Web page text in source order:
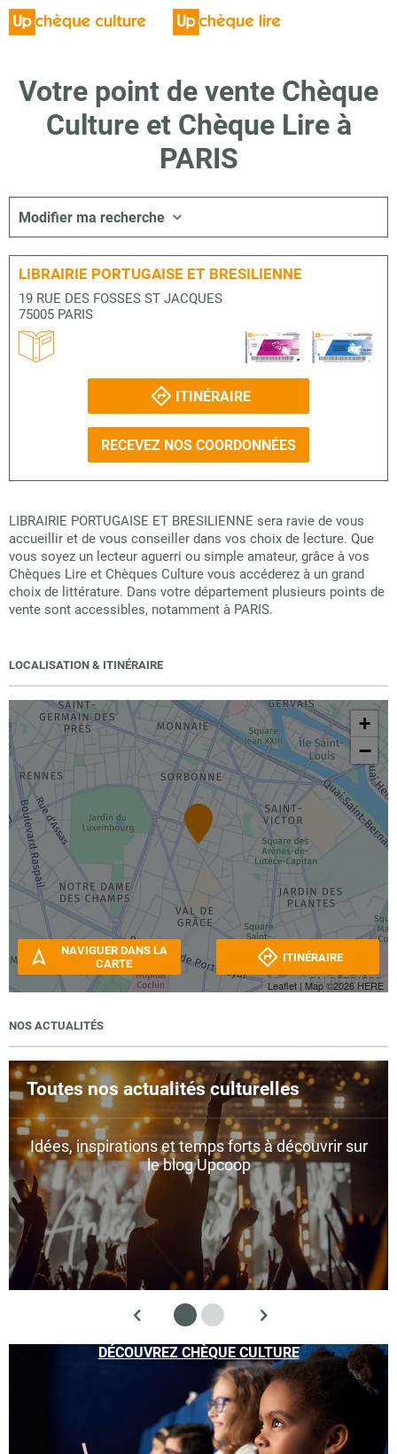
Votre point de vente Chèque
Culture et Chèque Lire à
PARIS
Modifier ma recherche
LIBRAIRIE PORTUGAISE ET BRESILIENNE
19 RUE DES FOSSES ST JACQUES
75005 PARIS
ITINÉRAIRE
RECEVEZ NOS COORDONNÉES
LIBRAIRIE PORTUGAISE ET BRESILIENNE sera ravie de vous
accueillir et de vous conseiller dans vos choix de lecture. Que
vous soyez un lecteur aguerri ou simple amateur, grâce à vos
Chèques Lire et Chèques Culture vous accéderez à un grand
choix de littérature. Dans votre département plusieurs points de
vente sont accessibles, notamment à PARIS.
LOCALISATION & ITINÉRAIRE
+
−
Leaflet | Map ©2026 HERE
NAVIGUER DANS LA
CARTE
ITINÉRAIRE
NOS ACTUALITÉS
Toutes nos actualités culturelles
Idées, inspirations et temps forts à découvrir sur
le blog Upcoop
DÉCOUVREZ CHÈQUE CULTURE